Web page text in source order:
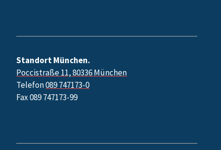
Standort München.
Poccistraße 11, 80336 München
Telefon089 747173-0
Fax 089 747173-99